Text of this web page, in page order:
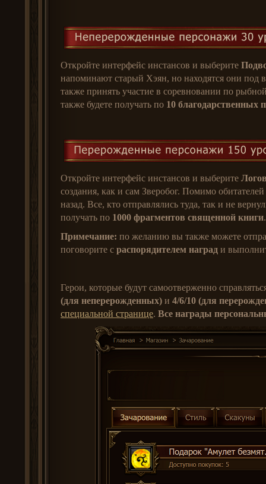
Откройте интерфейс инстансов и выберите
напоминают старый Хэян, но находятся они под
также принять участие в соревновании по
также будете получать по 10 благодарственных
Откройте интерфейс инстансов и выберите
создания, как и сам Зверобог. Помимо
назад. Все, кто отправлялись туда, так и не
получать по 1000 фрагментов священной книги.
Примечание: по желанию вы также можете
поговорите с распорядителем наград и
Герои, которые будут самоотверженно
(для неперерожденных) и 4/6/10 (для
специальной странице. Все награды